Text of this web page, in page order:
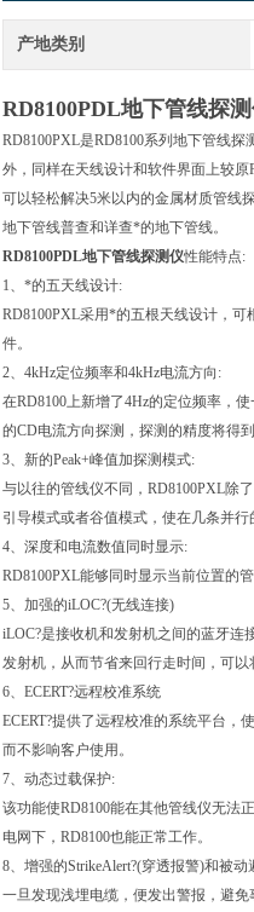
产地类别
RD8100PDL地下管线探
RD8100PXL是RD8100系列地下管线
外，同样在天线设计和软件界面上较
可以轻松解决5米以内的金属材质管线
地下管线普查和详查*的地下管线。
RD8100PDL地下管线探测仪性能特点:
1、*的五天线设计:
RD8100PXL采用*的五根天线设计，
件。
2、4kHz定位频率和4kHz电流方向:
在RD8100上新增了4Hz的定位频率，
的CD电流方向探测，探测的精度将得
3、新的Peak+峰值加探测模式:
与以往的管线仪不同，RD8100PXL除
引导模式或者谷值模式，使在几条并
4、深度和电流数值同时显示:
RD8100PXL能够同时显示当前位置的
5、加强的iLOC?(无线连接)
iLOC?是接收机和发射机之间的蓝牙
发射机，从而节省来回行走时间，可
6、ECERT?远程校准系统
ECERT?提供了远程校准的系统平台，
而不影响客户使用。
7、动态过载保护:
该功能使RD8100能在其他管线仪无法
电网下，RD8100也能正常工作。
8、增强的StrikeAlert?(穿透报警)和被动
一旦发现浅埋电缆，便发出警报，避